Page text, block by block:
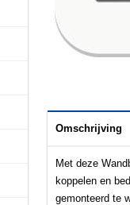
Omschrijving
Met deze
koppelen en
gemonteerd te